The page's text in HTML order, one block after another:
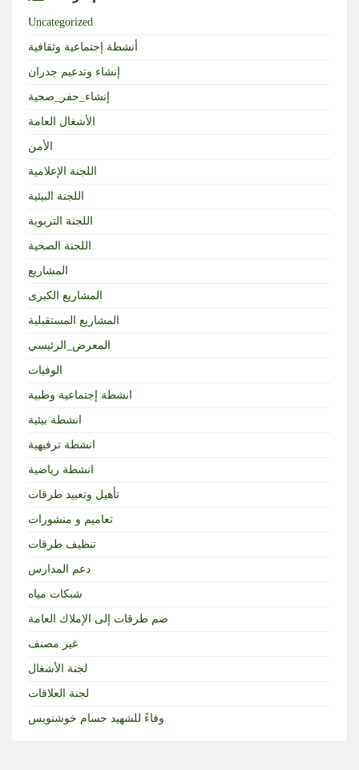
Uncategorized
أنشطة إجتماعية وثقافية
إنشاء وتدعيم جدران
إنشاء_حفر_صحية
الأشغال العامة
الأمن
اللجنة الإعلامية
اللجنة البيئية
اللجنة التربوية
اللجنة الصحية
المشاريع
المشاريع الكبرى
المشاريع المستقبلية
المعرض_الرئيسي
الوفيات
انشطة إجتماعية وطبية
انشطة بيئية
انشطة ترفيهية
انشطة رياضية
تأهيل وتعبيد طرقات
تعاميم و منشورات
تنظيف طرقات
دعم المدارس
شبكات مياه
ضم طرقات إلى الإملاك العامة
غير مصنف
لجنة الأشغال
لجنة العلاقات
وفاءً للشهيد حسام خوشنويس